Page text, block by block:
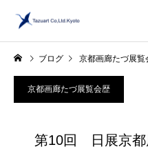
ブログ 京都画廊たづ展覧
京都画廊たづ展覧会歴
第10回 日展京都